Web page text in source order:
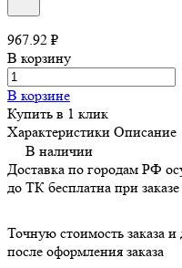
967.92 ₽
В корзину
В корзине
Купить в 1 клик
Характеристики Описание
В наличии
Доставка по городам РФ
до ТК бесплатна при
Точную стоимость заказа
после оформления заказа